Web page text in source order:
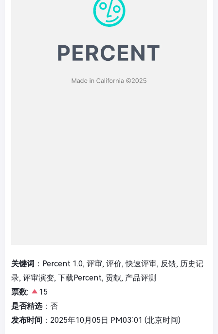
关键词 ：Percent 1.0, 评审, 评价, 快速评审, 反馈, 历史记
录, 评审演变, 下载Percent, 贡献, 产品评测
票数:
15
是否精选：否
发布时间 ：2025年10月05日 PM03:01 (北京时间)